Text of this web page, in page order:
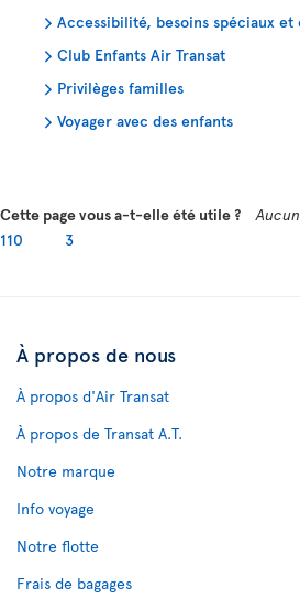
Accessibilité, besoins spéciaux
Club Enfants Air Transat
Privilèges familles
Voyager avec des enfants
Cette page vous a-t-elle été utile ?
110
3
À propos de nous
À propos d'Air Transat
À propos de Transat A.T.
Notre marque
Info voyage
Notre flotte
Frais de bagages